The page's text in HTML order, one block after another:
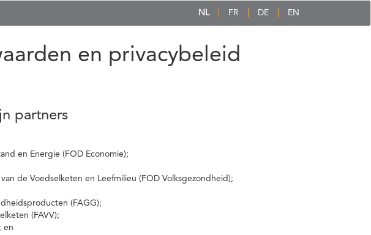
NL FR DE EN
en privacybeleid
partners
en Energie (FOD Economie);
de Voedselketen en Leefmilieu (FOD Volksgezondheid);
(FAGG);
(FAVV);
en